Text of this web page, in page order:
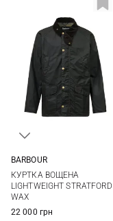
XXL
BARBOUR
КУРТКА ВОЩЕНА
LIGHTWEIGHT STRATFORD
WAX
22 000 грн